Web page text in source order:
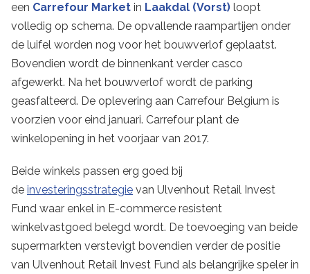
een Carrefour Market in Laakdal (Vorst) loopt
volledig op schema. De opvallende raampartijen onder
de luifel worden nog voor het bouwverlof geplaatst.
Bovendien wordt de binnenkant verder casco
afgewerkt. Na het bouwverlof wordt de parking
geasfalteerd. De oplevering aan Carrefour Belgium is
voorzien voor eind januari. Carrefour plant de
winkelopening in het voorjaar van 2017.
Beide winkels passen erg goed bij
de investeringsstrategie van Ulvenhout Retail Invest
Fund waar enkel in E-commerce resistent
winkelvastgoed belegd wordt. De toevoeging van beide
supermarkten verstevigt bovendien verder de positie
van Ulvenhout Retail Invest Fund als belangrijke speler in